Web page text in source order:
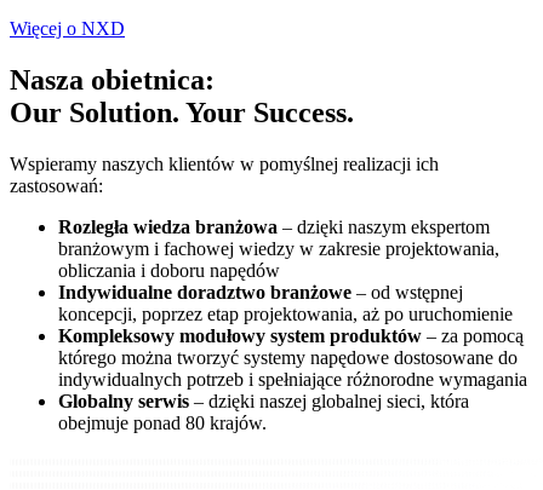
Więcej o NXD
Nasza obietnica:
Our Solution. Your Success.
Wspieramy naszych klientów w pomyślnej realizacji ich
zastosowań:
Rozległa wiedza branżowa – dzięki naszym ekspertom
branżowym i fachowej wiedzy w zakresie projektowania,
obliczania i doboru napędów
Indywidualne doradztwo branżowe – od wstępnej
koncepcji, poprzez etap projektowania, aż po uruchomienie
Kompleksowy modułowy system produktów – za pomocą
którego można tworzyć systemy napędowe dostosowane do
indywidualnych potrzeb i spełniające różnorodne wymagania
Globalny serwis – dzięki naszej globalnej sieci, która
obejmuje ponad 80 krajów.